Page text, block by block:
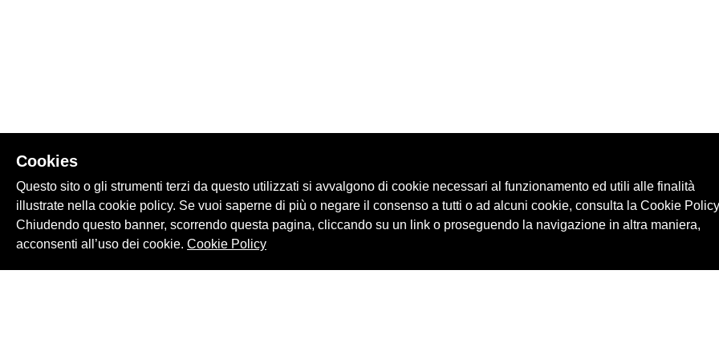
Cookies
Questo sito o gli strumenti terzi da questo utilizzati si avvalgono di cookie necessari al funzionamento ed utili alle finalità
illustrate nella cookie policy. Se vuoi saperne di più o negare il consenso a tutti o ad alcuni cookie, consulta la Cookie
Chiudendo questo banner, scorrendo questa pagina, cliccando su un link o proseguendo la navigazione in altra maniera,
acconsenti all’uso dei cookie. Cookie Policy